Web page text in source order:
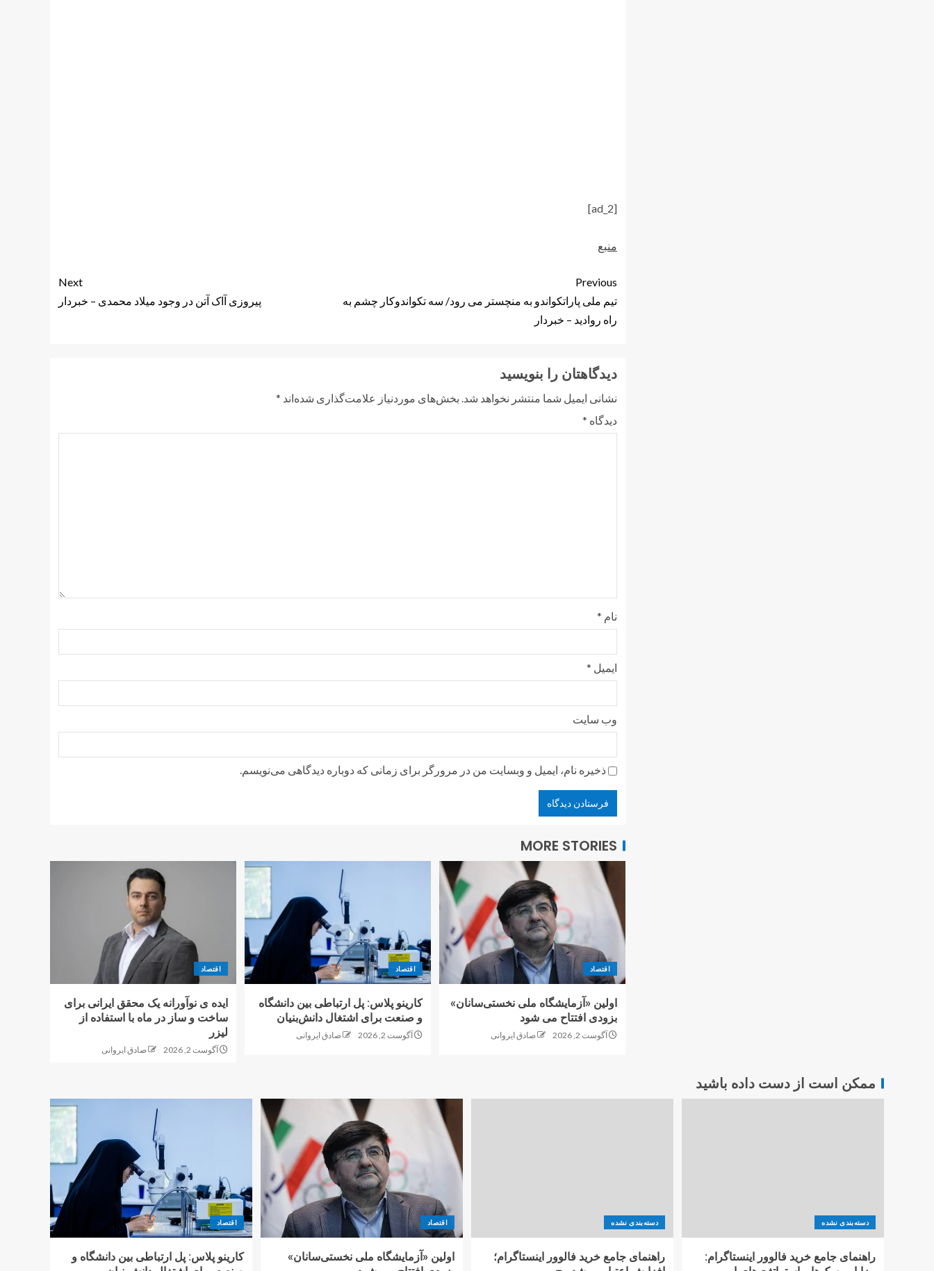
[ad_2]
منبع
Previous
تیم ملی پاراتکواندو به منچستر می رود/ سه تکواندوکار چشم به
راه روادید – خبردار
Next
پیروزی آاک آتن در وجود میلاد محمدی – خبردار
دیدگاهتان را بنویسید
نشانی ایمیل شما منتشر نخواهد شد. بخش‌های موردنیاز علامت‌گذاری شده‌اند *
دیدگاه *
نام *
ایمیل *
وب‌ سایت
ذخیره نام، ایمیل و وبسایت من در مرورگر برای زمانی که دوباره دیدگاهی می‌نویسم.
MORE STORIES
اقتصاد
اولین «آزمایشگاه ملی نخستی‌سانان»
بزودی افتتاح می شود
آگوست 2, 2026 صادق ایروانی
اقتصاد
کارینو پلاس: پل ارتباطی بین دانشگاه
و صنعت برای اشتغال دانش‌بنیان
آگوست 2, 2026 صادق ایروانی
اقتصاد
ایده ی نوآورانه یک محقق ایرانی برای
ساخت و ساز در ماه با استفاده از
لیزر
آگوست 2, 2026 صادق ایروانی
ممکن است از دست داده باشید
دسته‌بندی نشده
راهنمای جامع خرید فالوور اینستاگرام:
دسته‌بندی نشده
راهنمای جامع خرید فالوور اینستاگرام؛
اقتصاد
اولین «آزمایشگاه ملی نخستی‌سانان»
اقتصاد
کارینو پلاس: پل ارتباطی بین دانشگاه و